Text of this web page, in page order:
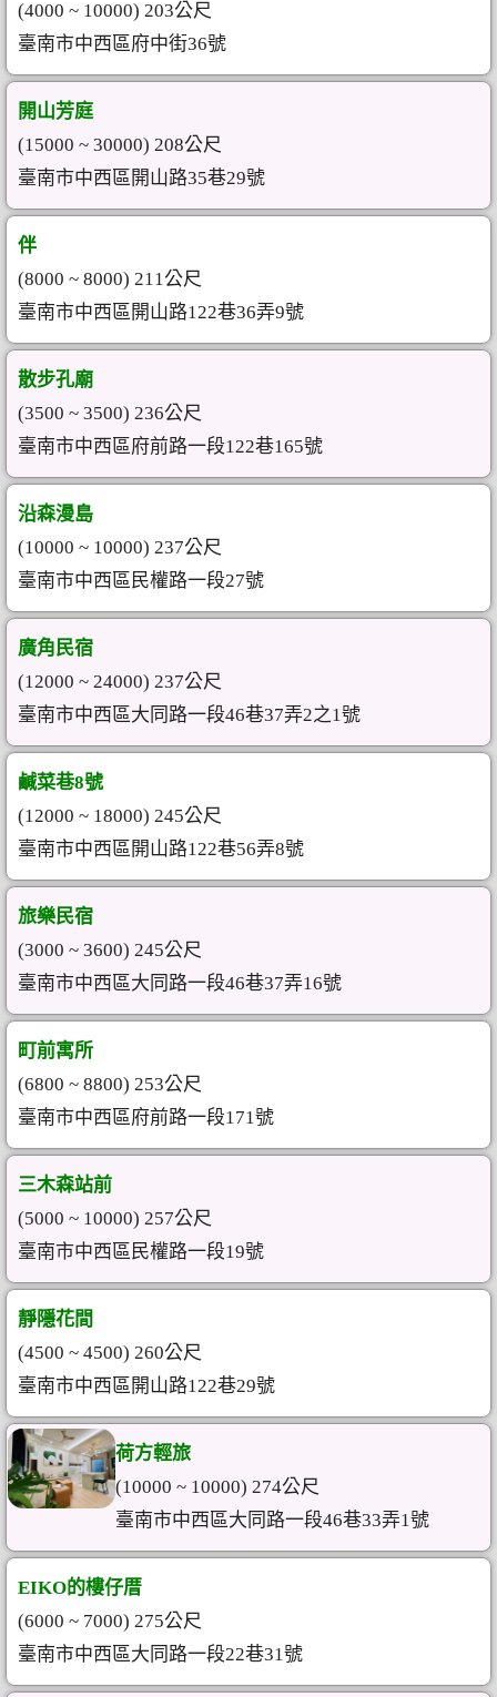
(4000 ~ 10000) 203公尺
臺南市中西區府中街36號
開山芳庭
(15000 ~ 30000) 208公尺
臺南市中西區開山路35巷29號
伴
(8000 ~ 8000) 211公尺
臺南市中西區開山路122巷36弄9號
散步孔廟
(3500 ~ 3500) 236公尺
臺南市中西區府前路一段122巷165號
沿森漫島
(10000 ~ 10000) 237公尺
臺南市中西區民權路一段27號
廣角民宿
(12000 ~ 24000) 237公尺
臺南市中西區大同路一段46巷37弄2之1號
鹹菜巷8號
(12000 ~ 18000) 245公尺
臺南市中西區開山路122巷56弄8號
旅樂民宿
(3000 ~ 3600) 245公尺
臺南市中西區大同路一段46巷37弄16號
町前寓所
(6800 ~ 8800) 253公尺
臺南市中西區府前路一段171號
三木森站前
(5000 ~ 10000) 257公尺
臺南市中西區民權路一段19號
靜隱花間
(4500 ~ 4500) 260公尺
臺南市中西區開山路122巷29號
荷方輕旅
(10000 ~ 10000) 274公尺
臺南市中西區大同路一段46巷33弄1號
EIKO的樓仔厝
(6000 ~ 7000) 275公尺
臺南市中西區大同路一段22巷31號